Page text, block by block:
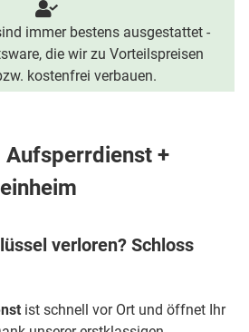
immer bestens ausgestattet -
die wir zu Vorteilspreisen
kostenfrei verbauen.
Aufsperrdienst +
verloren? Schloss
ist schnell vor Ort und öffnet Ihr